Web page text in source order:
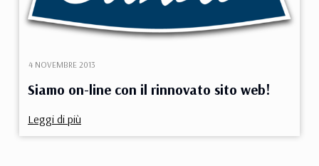
Siamo on-line con il rinnovato sito web!
4 NOVEMBRE 2013
Leggi di più